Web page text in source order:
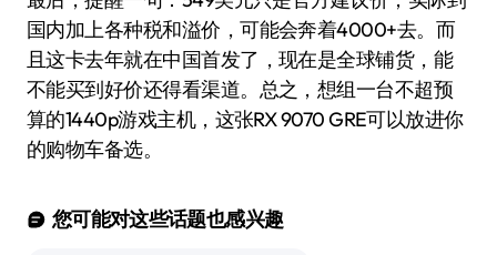
国内加上各种税和溢价，可能会奔着4000+去。而
且这卡去年就在中国首发了，现在是全球铺货，能
不能买到好价还得看渠道。总之，想组一台不超预
算的1440p游戏主机，这张RX 9070 GRE可以放进你
的购物车备选。
您可能对这些话题也感兴趣